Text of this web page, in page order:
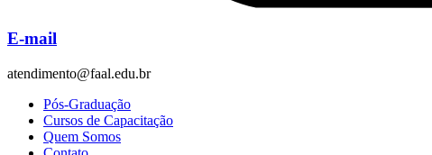
E-mail
atendimento@faal.edu.br
Pós-Graduação
Cursos de Capacitação
Quem Somos